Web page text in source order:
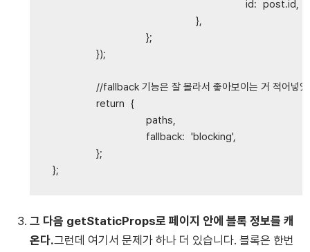
id: post.id,
},
};
});
//fallback 기능은 잘 몰라서 좋아보이는 거 적어넣
return {
paths,
fallback: 'blocking',
};
};
그 다음 getStaticProps로 페이지 안에 블록 정보를 캐
온다.그런데 여기서 문제가 하나 더 있습니다. 블록은 한번